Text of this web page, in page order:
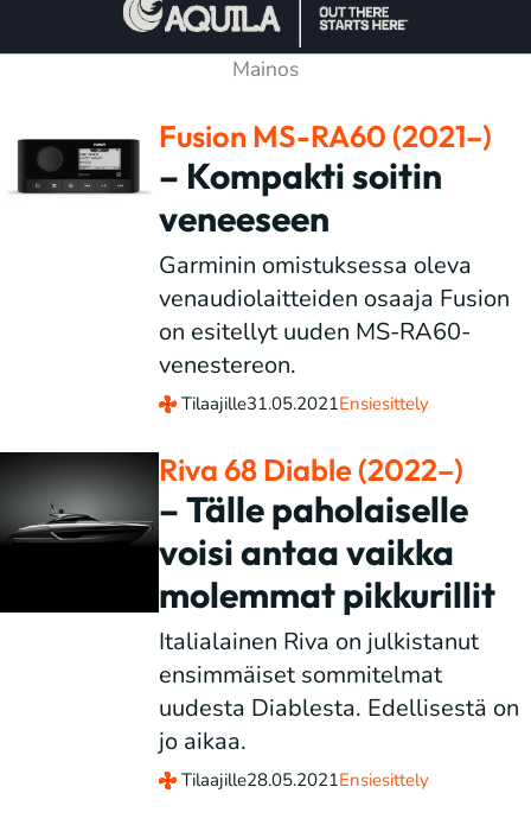
Fusion MS-RA60 (2021–)
– Kompakti soitin
veneeseen
Garminin omistuksessa oleva
venaudiolaitteiden osaaja Fusion
on esitellyt uuden MS-RA60-
venestereon.
Tilaajille31.05.2021Ensiesittely
Riva 68 Diable (2022–)
– Tälle paholaiselle
voisi antaa vaikka
molemmat pikkurillit
Italialainen Riva on julkistanut
ensimmäiset sommitelmat
uudesta Diablesta. Edellisestä on
jo aikaa.
Tilaajille28.05.2021Ensiesittely